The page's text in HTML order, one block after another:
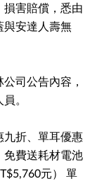
損害賠償，悉由
與安達人壽無
司公告內容，
。
九折、單耳優惠
免費送耗材電池
元） 單